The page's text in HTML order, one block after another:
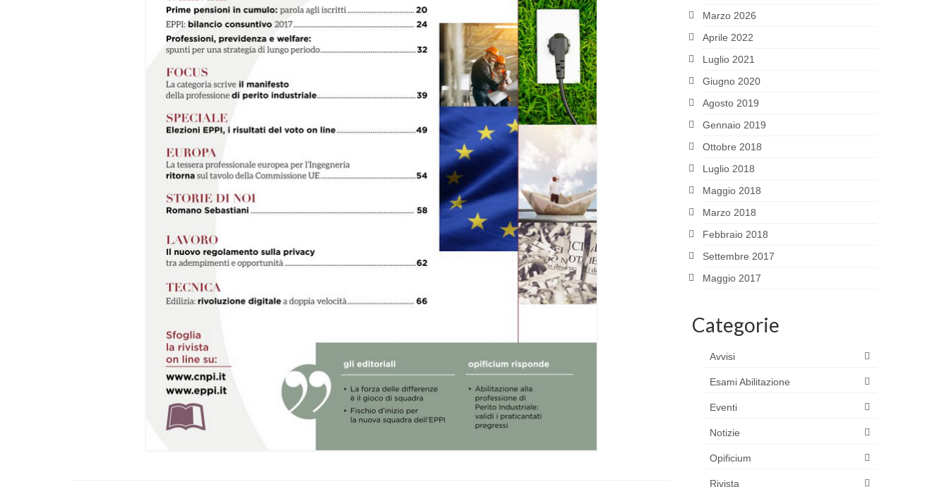
Marzo 2026
Aprile 2022
Luglio 2021
Giugno 2020
Agosto 2019
Gennaio 2019
Ottobre 2018
Luglio 2018
Maggio 2018
Marzo 2018
Febbraio 2018
Settembre 2017
Maggio 2017
Categorie
Avvisi
Esami Abilitazione
Eventi
Notizie
Opificium
Rivista